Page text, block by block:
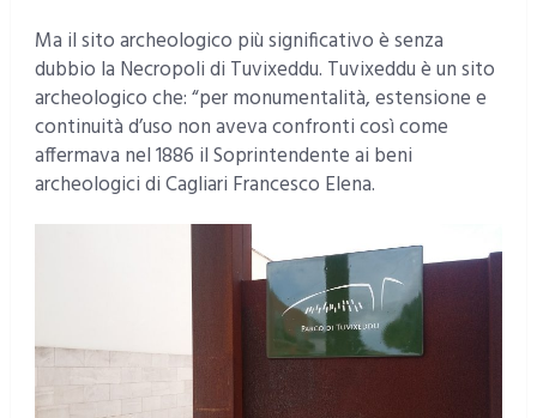
Ma il sito archeologico più significativo è senza
dubbio la Necropoli di Tuvixeddu. Tuvixeddu è un sito
archeologico che: “per monumentalità, estensione e
continuità d’uso non aveva confronti così come
affermava nel 1886 il Soprintendente ai beni
archeologici di Cagliari Francesco Elena.